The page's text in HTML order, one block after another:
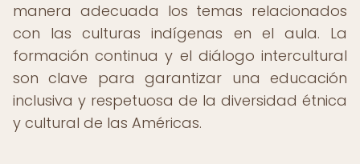
manera adecuada los temas relacionados
con las culturas indígenas en el aula. La
formación continua y el diálogo intercultural
son clave para garantizar una educación
inclusiva y respetuosa de la diversidad étnica
y cultural de las Américas.